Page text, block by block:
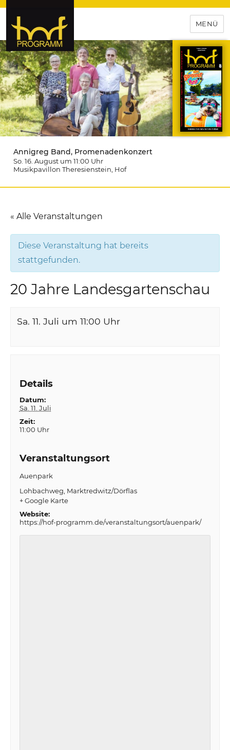
hof-programm – das
Veranstaltungsportal für
Hochfranken
MENÜ
Annigreg Band, Promenadenkonzert
So. 16. August um 11:00 Uhr
Musikpavillon Theresienstein , Hof
« Alle Veranstaltungen
Diese Veranstaltung hat bereits
stattgefunden.
20 Jahre Landesgartenschau
Sa. 11. Juli um 11:00 Uhr
Details
Datum:
Sa. 11. Juli
Zeit:
11:00 Uhr
Veranstaltungsort
Auenpark
Lohbachweg Marktredwitz/Dörflas
+ Google Karte
Website:
https://hof-programm.de/veranstaltungsort/auenpark/